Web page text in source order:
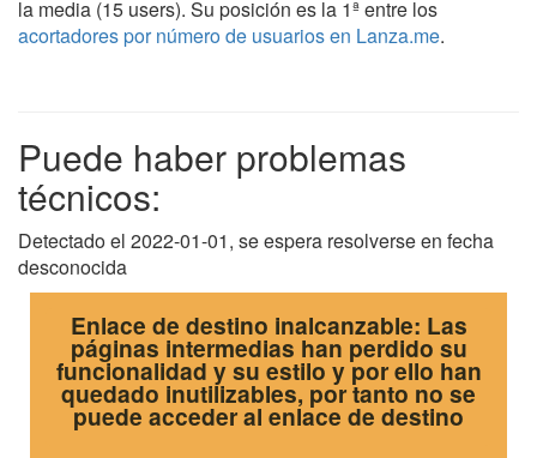
la media (15 users). Su posición es la 1ª entre los
acortadores por número de usuarios en Lanza.me.
Puede haber problemas
técnicos:
Detectado el 2022-01-01, se espera resolverse en fecha
desconocida
Enlace de destino inalcanzable: Las
páginas intermedias han perdido su
funcionalidad y su estilo y por ello han
quedado inutilizables, por tanto no se
puede acceder al enlace de destino